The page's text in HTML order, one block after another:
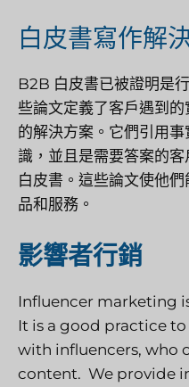
白皮書寫作解
B2B 白皮書已被證明是
些論文定義了客戶遇到
的解決方案。它們引用
識，並且是需要答案的
白皮書。這些論文使他
品和服務。
影響者行銷
Influencer marketing
It is a good practice
with influencers, who
content. We provide